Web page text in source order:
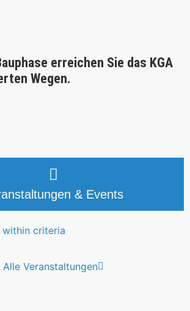
erreichen Sie das KGA
Wegen.
& Events
criteria
Alle Veranstaltungen